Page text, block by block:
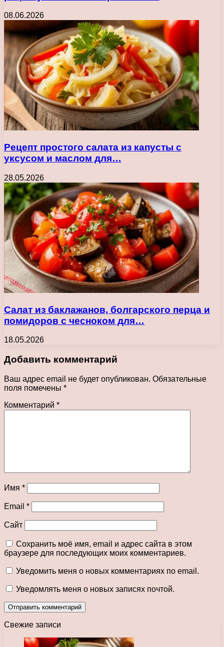
08.06.2026
Рецепт простого салата из капусты с
уксусом и маслом для…
28.05.2026
Салат из баклажанов, болгарского перца и
помидоров с чесноком для…
18.05.2026
Добавить комментарий
Ваш адрес email не будет опубликован. Обязательные
поля помечены *
Комментарий *
Имя *
Email *
Сайт
Сохранить моё имя, email и адрес сайта в этом
браузере для последующих моих комментариев.
Уведомить меня о новых комментариях по email.
Уведомлять меня о новых записях почтой.
Свежие записи